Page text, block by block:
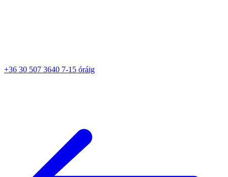
+36 30 507 3640 7-15 óráig